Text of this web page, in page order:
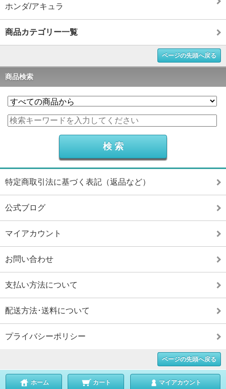
ホンダ/アキュラ
商品カテゴリー一覧
ページの先頭へ戻る
商品検索
特定商取引法に基づく表記（返品など）
公式ブログ
マイアカウント
お問い合わせ
支払い方法について
配送方法･送料について
プライバシーポリシー
ページの先頭へ戻る
ホーム カート マイアカウント